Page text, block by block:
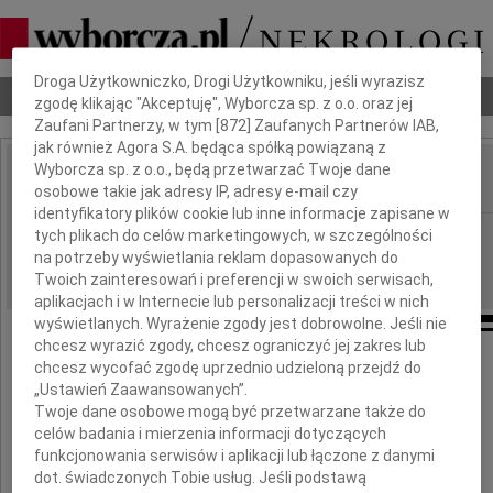
Nekrologi Odeszli Poradnik pogrzebowy
IMIĘ I NAZWISKO:
REGION: Częstochowa
DATA EMISJI: 18.01.2012
Jerzemu Żurkowi
wyrazy głębokiego współczucia
Dbamy o Twoją prywatność
Droga Użytkowniczko, Drogi Użytkowniku, jeśli wyrazisz
zgodę klikając "Akceptuję", Wyborcza sp. z o.o. oraz jej
Zaufani Partnerzy, w tym [872 ] Zaufanych Partnerów IAB,
jak również Agora S.A. będąca spółką powiązaną z
Wyborcza sp. z o.o., będą przetwarzać Twoje dane
osobowe takie jak adresy IP, adresy e-mail czy
identyfikatory plików cookie lub inne informacje zapisane w
tych plikach do celów marketingowych, w szczególności
na potrzeby wyświetlania reklam dopasowanych do
Twoich zainteresowań i preferencji w swoich serwisach,
aplikacjach i w Internecie lub personalizacji treści w nich
wyświetlanych. Wyrażenie zgody jest dobrowolne. Jeśli nie
chcesz wyrazić zgody, chcesz ograniczyć jej zakres lub
chcesz wycofać zgodę uprzednio udzieloną przejdź do
„Ustawień Zaawansowanych”.
Twoje dane osobowe mogą być przetwarzane także do
celów badania i mierzenia informacji dotyczących
funkcjonowania serwisów i aplikacji lub łączone z danymi
dot. świadczonych Tobie usług. Jeśli podstawą